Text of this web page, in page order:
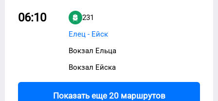
06:10
231
Елец - Ейск
Вокзал Ельца
Вокзал Ейска
Показать еще 20 маршрутов